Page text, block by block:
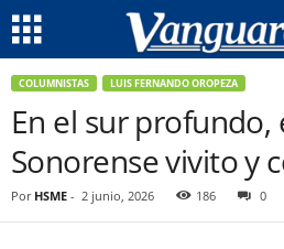
COLUMNISTAS LUIS FERNANDO OROPEZA
En el sur profundo,
Sonorense vivito y
Por HSME - 2 junio, 2026 186 0